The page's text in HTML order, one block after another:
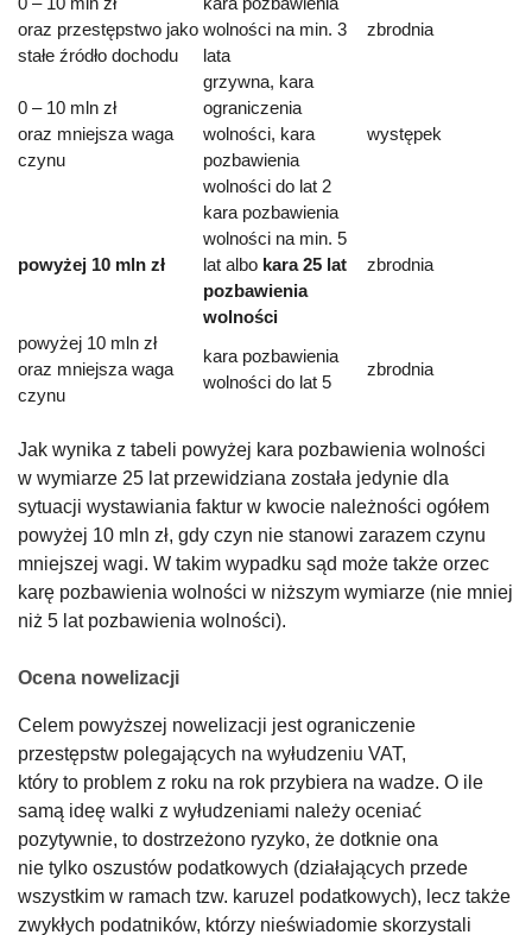
oraz przestępstwo jako
stałe źródło dochodu
wolności na min. 3
lata
zbrodnia
0 – 10 mln zł
oraz mniejsza waga
czynu
grzywna, kara
ograniczenia
wolności, kara
pozbawienia
wolności do lat 2
występek
powyżej 10 mln zł
kara pozbawienia
wolności na min. 5
lat albo kara 25 lat
pozbawienia
wolności
zbrodnia
powyżej 10 mln zł
oraz mniejsza waga
czynu
kara pozbawienia
wolności do lat 5
zbrodnia
Jak wynika z tabeli powyżej kara pozbawienia wolności
w wymiarze 25 lat przewidziana została jedynie dla
sytuacji wystawiania faktur w kwocie należności ogółem
powyżej 10 mln zł, gdy czyn nie stanowi zarazem czynu
mniejszej wagi. W takim wypadku sąd może także orzec
karę pozbawienia wolności w niższym wymiarze (nie mniej
niż 5 lat pozbawienia wolności).
Ocena nowelizacji
Celem powyższej nowelizacji jest ograniczenie
przestępstw polegających na wyłudzeniu VAT,
który to problem z roku na rok przybiera na wadze. O ile
samą ideę walki z wyłudzeniami należy oceniać
pozytywnie, to dostrzeżono ryzyko, że dotknie ona
nie tylko oszustów podatkowych (działających przede
wszystkim w ramach tzw. karuzel podatkowych), lecz także
zwykłych podatników, którzy nieświadomie skorzystali